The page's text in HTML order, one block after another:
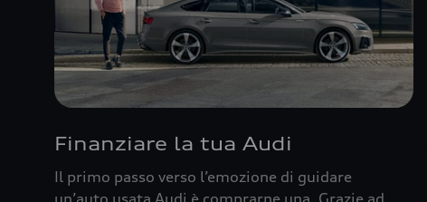
Finanziare la tua Audi
Il primo passo verso l’emozione di guidare